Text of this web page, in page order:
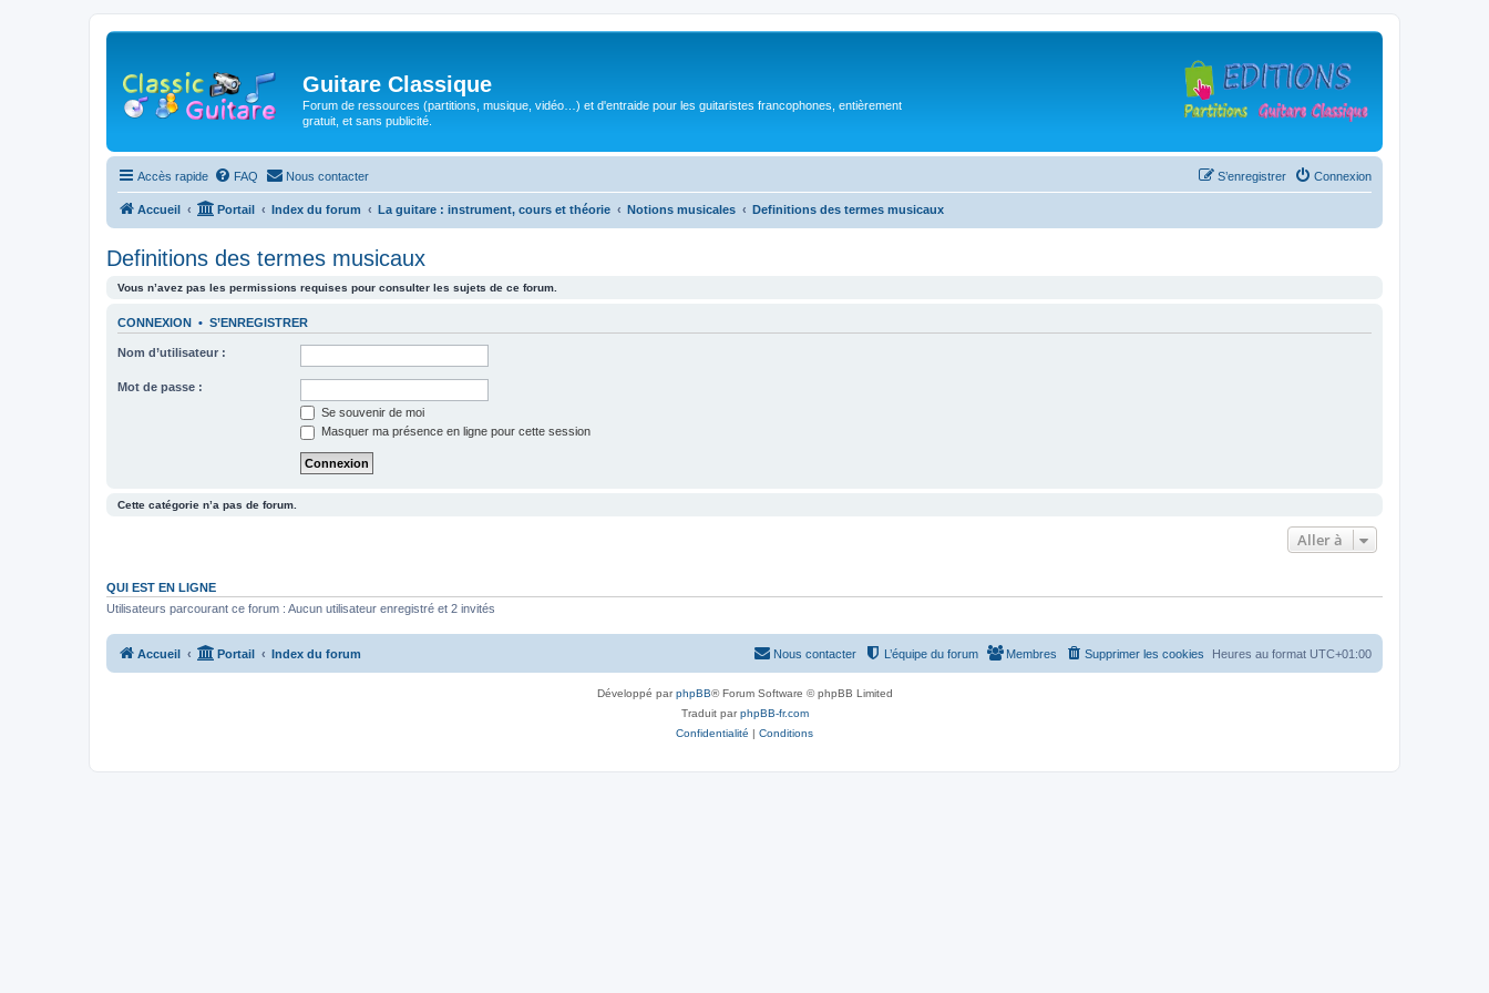
Guitare Classique
Forum de ressources (partitions, musique, vidéo…) et d'entraide pour les guitaristes francophones, entièrement
gratuit, et sans publicité.
Accès rapide FAQ Nous contacter Connexion
S’enregistrer
Accueil Portail Index du forum La guitare : instrument, cours et théorie Notions musicales Definitions des termes musicaux
Definitions des termes musicaux
Vous n’avez pas les permissions requises pour consulter les sujets de ce forum.
CONNEXION • S’ENREGISTRER
Nom d’utilisateur :
Mot de passe :
Se souvenir de moi
Masquer ma présence en ligne pour cette session
Cette catégorie n’a pas de forum.
Aller à
QUI EST EN LIGNE
Utilisateurs parcourant ce forum : Aucun utilisateur enregistré et 2 invités
Accueil Portail Index du forum Heures au format UTC+01:00
Supprimer les cookies
Membres
L’équipe du forum
Nous contacter
Développé parphpBB® Forum Software © phpBB Limited
Traduit parphpBB-fr.com
Confidentialité | Conditions